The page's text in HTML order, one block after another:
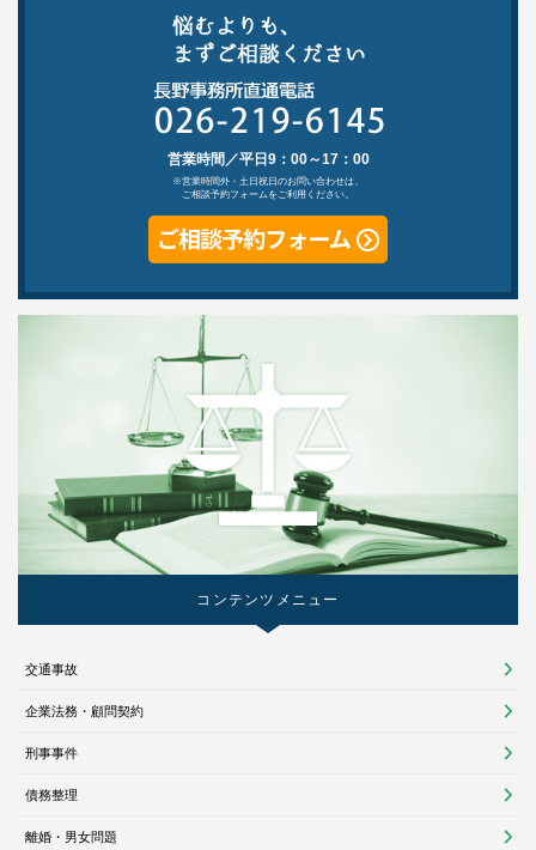
営業時間／平日9：00～17：00
※営業時間外・土日祝日のお問い合わせは、
ご相談予約フォームをご利用ください。
コンテンツメニュー
交通事故
企業法務・顧問契約
刑事事件
債務整理
離婚・男女問題